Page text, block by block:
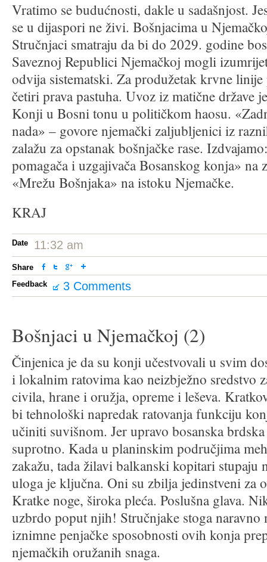
Vratimo se budućnosti, dakle u sadašnjost.
se u dijaspori ne živi. Bošnjacima u
Stručnjaci smatraju da bi do 2029. godine
Saveznoj Republici Njemačkoj mogli
odvija sistematski. Za produžetak krvne linije
četiri prava pastuha. Uvoz iz matične države
Konji u Bosni tonu u političkom haosu.
nada» – govore njemački zaljubljenici iz
zalažu za opstanak bošnjačke rase.
pomagača i uzgajivača Bosanskog konja» na
«Mrežu Bošnjaka» na istoku Njemačke.
KRAJ
Date 11:32 am
Share
Feedback
3 Comments
Bošnjaci u Njemačkoj (2)
Činjenica je da su konji učestvovali u svim
i lokalnim ratovima kao neizbježno sredstvo
civila, hrane i oružja, opreme i leševa.
bi tehnološki napredak ratovanja funkciju
učiniti suvišnom. Jer upravo bosanska
suprotno. Kada u planinskim područjima
zakažu, tada žilavi balkanski kopitari stupaju
uloga je ključna. Oni su zbilja jedinstveni za
Kratke noge, široka pleća. Poslušna glava.
uzbrdo poput njih! Stručnjake stoga naravno
iznimne penjačke sposobnosti ovih konja
njemačkih oružanih snaga.